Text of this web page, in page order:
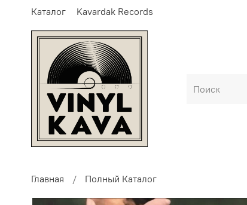
Каталог Kavardak Records
Главная Полный Каталог